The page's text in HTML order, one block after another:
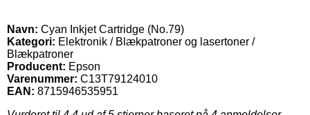
Navn: Cyan Inkjet Cartridge (No.79)
Kategori: Elektronik / Blækpatroner og lasertoner /
Blækpatroner
Producent: Epson
Varenummer: C13T79124010
EAN: 8715946535951